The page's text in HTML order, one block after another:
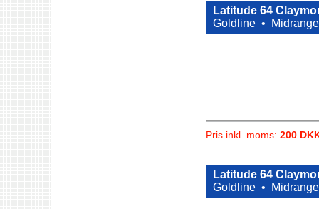
Latitude 64
Goldline •
Midrange
Pris inkl. moms: 200
Latitude 64
Goldline •
Midrange